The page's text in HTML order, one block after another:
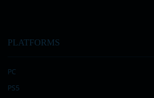
PLATFORMS
PC
PS5